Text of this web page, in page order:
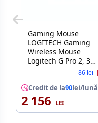
Gaming Mouse
LOGITECH Gaming
Wireless Mouse
Logitech G Pro 2, 32k
1000Hz, 60h/95h,
Ambidextrous, RGB,
2.4Ghz, Pink
86 lei
Credit de la90lei/lună
2 156